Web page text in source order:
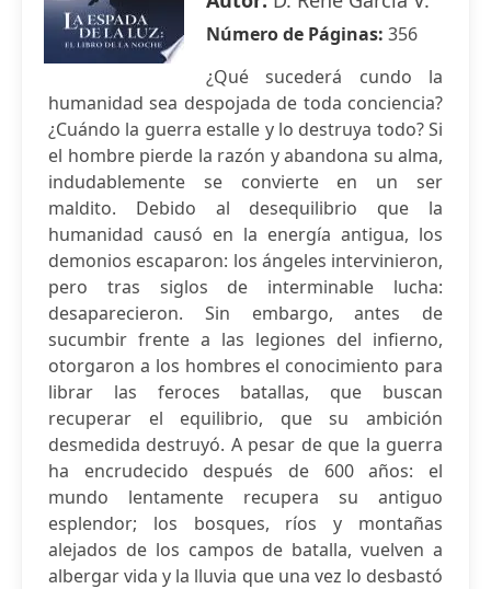
Número de Páginas: 356
¿Qué sucederá cundo la
humanidad sea despojada de toda conciencia?
¿Cuándo la guerra estalle y lo destruya todo? Si
el hombre pierde la razón y abandona su alma,
indudablemente se convierte en un ser
maldito. Debido al desequilibrio que la
humanidad causó en la energía antigua, los
demonios escaparon: los ángeles intervinieron,
pero tras siglos de interminable lucha:
desaparecieron. Sin embargo, antes de
sucumbir frente a las legiones del infierno,
otorgaron a los hombres el conocimiento para
librar las feroces batallas, que buscan
recuperar el equilibrio, que su ambición
desmedida destruyó. A pesar de que la guerra
ha encrudecido después de 600 años: el
mundo lentamente recupera su antiguo
esplendor; los bosques, ríos y montañas
alejados de los campos de batalla, vuelven a
albergar vida y la lluvia que una vez lo desbastó